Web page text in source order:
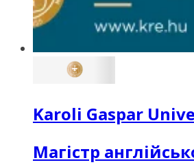
Karoli Gaspar
Магістр